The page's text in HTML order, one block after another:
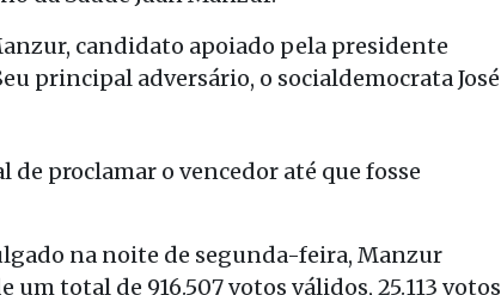
candidato apoiado pela presidente
principal adversário, o socialdemocrata José
proclamar o vencedor até que fosse
na noite de segunda-feira, Manzur
um total de 916.507 votos válidos, 25.113 votos